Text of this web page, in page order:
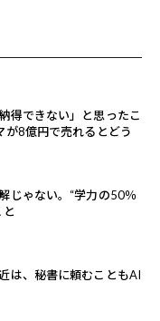
得できない」と思ったこ
が8億円で売れるとどう
じゃない。“学力の50％
は、秘書に頼むこともAI